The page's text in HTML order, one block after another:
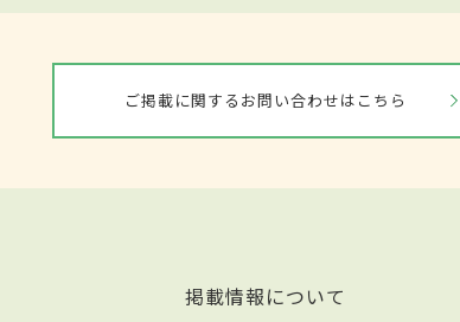
ご掲載に関するお問い合わせはこちら
掲載情報について